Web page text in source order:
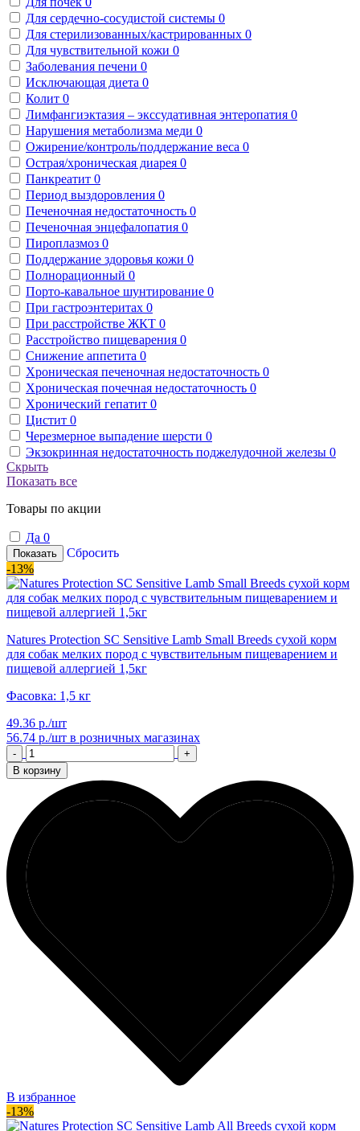
Для сердечно-сосудистой системы 0
Для стерилизованных/кастрированных 0
Для чувствительной кожи 0
Заболевания печени 0
Исключающая диета 0
Колит 0
Лимфангиэктазия – экссудативная энтеропатия 0
Нарушения метаболизма меди 0
Ожирение/контроль/поддержание веса 0
Острая/хроническая диарея 0
Панкреатит 0
Период выздоровления 0
Печеночная недостаточность 0
Печеночная энцефалопатия 0
Пироплазмоз 0
Поддержание здоровья кожи 0
Полнорационный 0
Порто-кавальное шунтирование 0
При гастроэнтеритах 0
При расстройстве ЖКТ 0
Расстройство пищеварения 0
Снижение аппетита 0
Хроническая печеночная недостаточность 0
Хроническая почечная недостаточность 0
Хронический гепатит 0
Цистит 0
Черезмерное выпадение шерсти 0
Экзокринная недостаточность поджелудочной железы 0
Скрыть
Показать все
Товары по акции
Да 0
Показать
Сбросить
-13%
Natures Protection SC Sensitive Lamb Small Breeds сухой корм
для собак мелких пород с чувствительным пищеварением и
пищевой аллергией 1,5кг
Фасовка: 1,5 кг
49.36 р./шт
56.74 р./шт в розничных магазинах
-
+
В корзину
В избранное
-13%